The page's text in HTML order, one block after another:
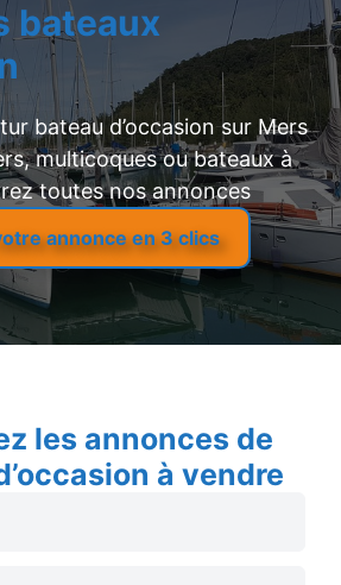
bateaux
bateau d’occasion sur Mers
multicoques ou bateaux à
toutes nos annonces
annonce en 3 clics
les annonces de
à vendre